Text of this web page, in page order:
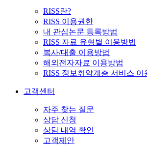
RISS란?
RISS 이용권한
내 관심논문 등록방법
RISS 자료 유형별 이용방법
복사/대출 이용방법
해외전자자료 이용방법
RISS 정보취약계층 서비스 이
고객센터
자주 찾는 질문
상담 신청
상담 내역 확인
고객제안